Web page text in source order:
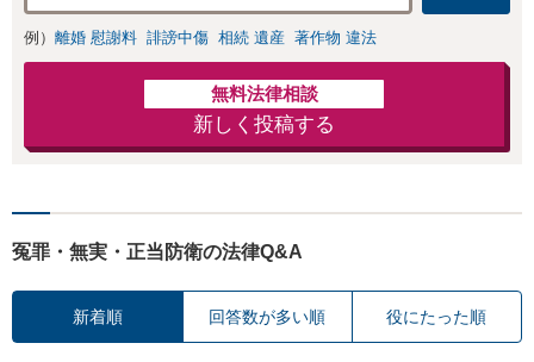
例） 離婚 慰謝料 誹謗中傷 相続 遺産 著作物 違法
無料法律相談
新しく投稿する
冤罪・無実・正当防衛の法律Q&A
新着順 回答数が多い順 役にたった順